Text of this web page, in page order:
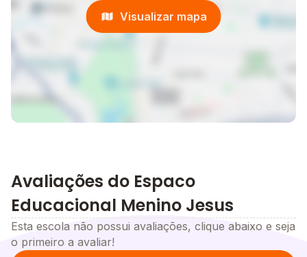
Visualizar mapa
Avaliações do Espaco
Educacional Menino Jesus
Esta escola não possui avaliações, clique abaixo e seja
o primeiro a avaliar!